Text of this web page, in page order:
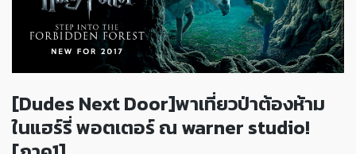
[Dudes Next Door]พาเที่ยวป่าต้องห้าม
ในแฮร์รี่ พอตเตอร์ ณ warner studio!